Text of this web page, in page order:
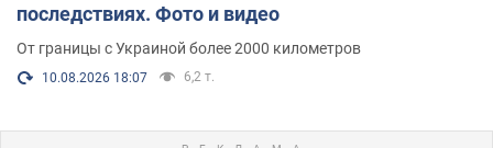
последствиях. Фото и видео
От границы с Украиной более 2000 километров
10.08.2026 18:07 6,2 т.